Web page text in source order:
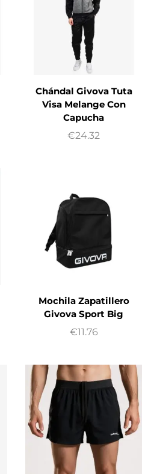
Chándal Givova Tuta
Visa Melange Con
Capucha
€24.32
Mochila Zapatillero
Givova Sport Big
€11.76